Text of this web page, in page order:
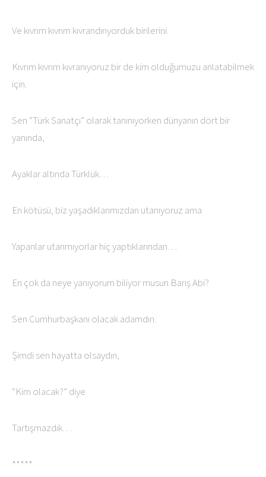
Ve kıvrım kıvrım kıvrandırıyorduk birilerini.
Kıvrım kıvrım kıvranıyoruz bir de kim olduğumuzu anlatabilmek
için.
Sen “Türk Sanatçı” olarak tanınıyorken dünyanın dört bir
yanında,
Ayaklar altında Türklük…
En kötüsü, biz yaşadıklarımızdan utanıyoruz ama
Yapanlar utanmıyorlar hiç yaptıklarından…
En çok da neye yanıyorum biliyor musun Barış Abi?
Sen Cumhurbaşkanı olacak adamdın.
Şimdi sen hayatta olsaydın,
“Kim olacak?” diye
Tartışmazdık…
*****